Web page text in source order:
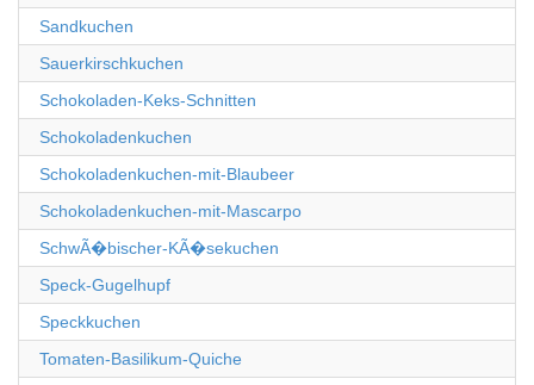
Sandkuchen
Sauerkirschkuchen
Schokoladen-Keks-Schnitten
Schokoladenkuchen
Schokoladenkuchen-mit-Blaubeer
Schokoladenkuchen-mit-Mascarpo
SchwÃ�bischer-KÃ�sekuchen
Speck-Gugelhupf
Speckkuchen
Tomaten-Basilikum-Quiche